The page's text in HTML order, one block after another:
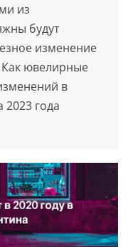
из
будут
изменение
Как ювелирные
в
года